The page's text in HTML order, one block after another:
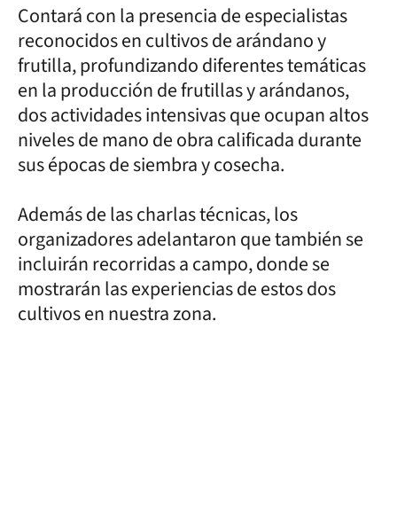
Contará con la presencia de especialistas
reconocidos en cultivos de arándano y
frutilla, profundizando diferentes temáticas
en la producción de frutillas y arándanos,
dos actividades intensivas que ocupan altos
niveles de mano de obra calificada durante
sus épocas de siembra y cosecha.
Además de las charlas técnicas, los
organizadores adelantaron que también se
incluirán recorridas a campo, donde se
mostrarán las experiencias de estos dos
cultivos en nuestra zona.